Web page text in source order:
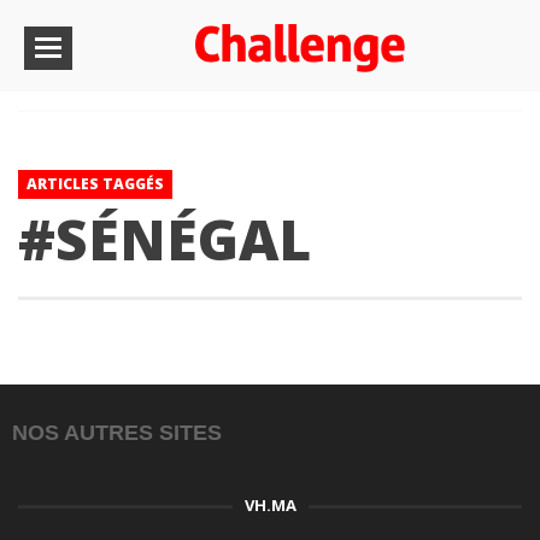
ARTICLES TAGGÉS
#SÉNÉGAL
NOS AUTRES SITES
VH.MA